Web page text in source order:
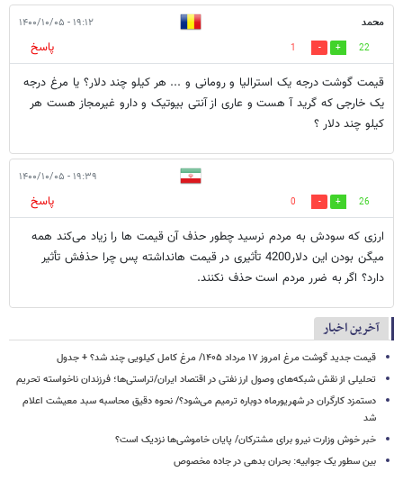
محمد ۱۹:۱۲ - ۱۴۰۰/۱۰/۰۵
22
1
پاسخ
قیمت گوشت درجه یک استرالیا و رومانی و ... هر کیلو چند دلار؟ یا مرغ درجه
یک خارجی که گرید آ هست و عاری از آنتی بیوتیک و دارو غیرمجاز هست هر
کیلو چند دلار ؟
۱۹:۳۹ - ۱۴۰۰/۱۰/۰۵
26
0
پاسخ
ارزی که سودش به مردم نرسید چطور حذف آن قیمت ها را زیاد می‌کند همه
میگن بودن این دلار4200 تأثیری در قیمت هانداشته پس چرا حذفش تأثیر
دارد؟ اگر به ضرر مردم است حذف نکنند.
آخرین اخبار
قیمت جدید گوشت مرغ امروز ۱۷ مرداد ۱۴۰۵/ مرغ کامل کیلویی چند شد؟ + جدول
تحلیلی از نقش شبکه‌های وصول ارز نفتی در اقتصاد ایران/تراستی‌ها؛ فرزندان ناخواسته تحریم
دستمزد کارگران در شهریورماه دوباره ترمیم می‌شود؟/ نحوه دقیق محاسبه سبد معیشت اعلام
شد
خبر خوش وزارت نیرو برای مشترکان/ پایان خاموشی‌ها نزدیک است؟
بین سطور یک جوابیه: بحران بدهی در جاده مخصوص